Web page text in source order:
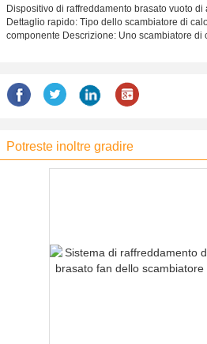
Dispositivo di raffreddamento brasato vuoto
Dettaglio rapido: Tipo dello scambiatore di
componente Descrizione: Uno scambiatore di
Potreste inoltre gradire